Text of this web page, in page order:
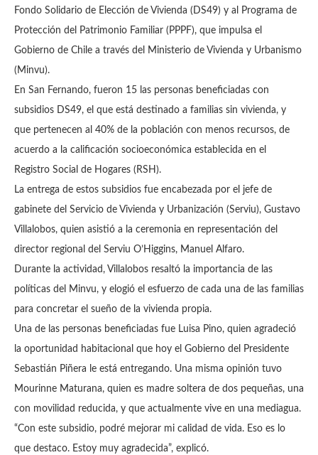
Fondo Solidario de Elección de Vivienda (DS49) y al Programa de
Protección del Patrimonio Familiar (PPPF), que impulsa el
Gobierno de Chile a través del Ministerio de Vivienda y Urbanismo
(Minvu).
En San Fernando, fueron 15 las personas beneficiadas con
subsidios DS49, el que está destinado a familias sin vivienda, y
que pertenecen al 40% de la población con menos recursos, de
acuerdo a la calificación socioeconómica establecida en el
Registro Social de Hogares (RSH).
La entrega de estos subsidios fue encabezada por el jefe de
gabinete del Servicio de Vivienda y Urbanización (Serviu), Gustavo
Villalobos, quien asistió a la ceremonia en representación del
director regional del Serviu O’Higgins, Manuel Alfaro.
Durante la actividad, Villalobos resaltó la importancia de las
políticas del Minvu, y elogió el esfuerzo de cada una de las familias
para concretar el sueño de la vivienda propia.
Una de las personas beneficiadas fue Luisa Pino, quien agradeció
la oportunidad habitacional que hoy el Gobierno del Presidente
Sebastián Piñera le está entregando. Una misma opinión tuvo
Mourinne Maturana, quien es madre soltera de dos pequeñas, una
con movilidad reducida, y que actualmente vive en una mediagua.
“Con este subsidio, podré mejorar mi calidad de vida. Eso es lo
que destaco. Estoy muy agradecida”, explicó.